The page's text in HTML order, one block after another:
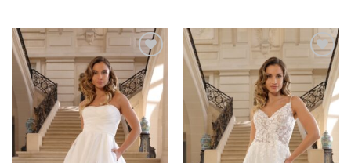
Toevoegen
aan
verlanglijst
Toevoegen
aan
verlanglijst